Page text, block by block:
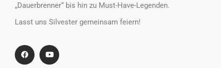
„Dauerbrenner“ bis hin zu Must-Have-Legenden.
Lasst uns Silvester gemeinsam feiern!